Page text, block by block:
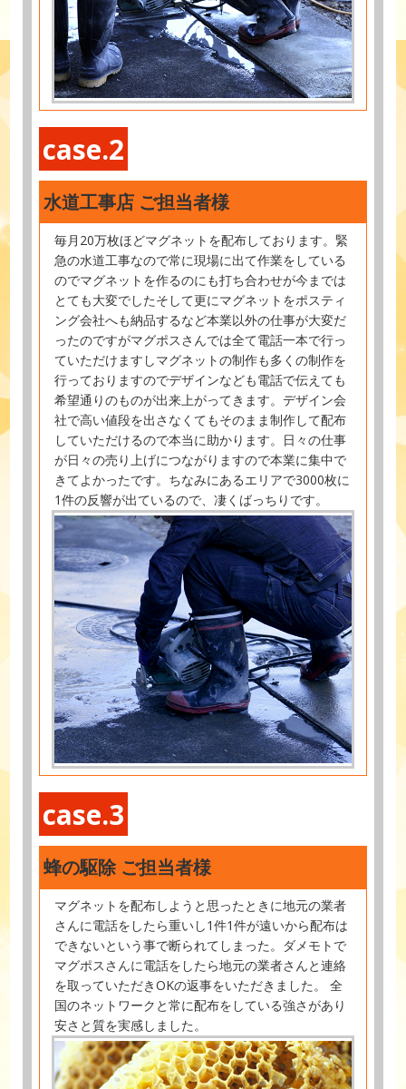
case.2
水道工事店 ご担当者様
毎月20万枚ほどマグネットを配布しております。緊
急の水道工事なので常に現場に出て作業をしている
のでマグネットを作るのにも打ち合わせが今までは
とても大変でしたそして更にマグネットをポスティ
ング会社へも納品するなど本業以外の仕事が大変だ
ったのですがマグポスさんでは全て電話一本で行っ
ていただけますしマグネットの制作も多くの制作を
行っておりますのでデザインなども電話で伝えても
希望通りのものが出来上がってきます。デザイン会
社で高い値段を出さなくてもそのまま制作して配布
していただけるので本当に助かります。日々の仕事
が日々の売り上げにつながりますので本業に集中で
きてよかったです。ちなみにあるエリアで3000枚に
1件の反響が出ているので、凄くばっちりです。
case.3
蜂の駆除 ご担当者様
マグネットを配布しようと思ったときに地元の業者
さんに電話をしたら重いし1件1件が遠いから配布は
できないという事で断られてしまった。ダメモトで
マグポスさんに電話をしたら地元の業者さんと連絡
を取っていただきOKの返事をいただきました。 全
国のネットワークと常に配布をしている強さがあり
安さと質を実感しました。